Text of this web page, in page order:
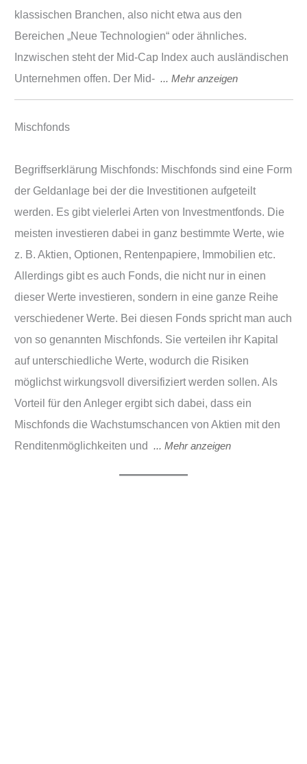
klassischen Branchen, also nicht etwa aus den
Bereichen „Neue Technologien“ oder ähnliches.
Inzwischen steht der Mid-Cap Index auch ausländischen
Unternehmen offen. Der Mid-
Mischfonds
Begriffserklärung Mischfonds: Mischfonds sind eine Form
der Geldanlage bei der die Investitionen aufgeteilt
werden. Es gibt vielerlei Arten von Investmentfonds. Die
meisten investieren dabei in ganz bestimmte Werte, wie
z. B. Aktien, Optionen, Rentenpapiere, Immobilien etc.
Allerdings gibt es auch Fonds, die nicht nur in einen
dieser Werte investieren, sondern in eine ganze Reihe
verschiedener Werte. Bei diesen Fonds spricht man auch
von so genannten Mischfonds. Sie verteilen ihr Kapital
auf unterschiedliche Werte, wodurch die Risiken
möglichst wirkungsvoll diversifiziert werden sollen. Als
Vorteil für den Anleger ergibt sich dabei, dass ein
Mischfonds die Wachstumschancen von Aktien mit den
Renditenmöglichkeiten und